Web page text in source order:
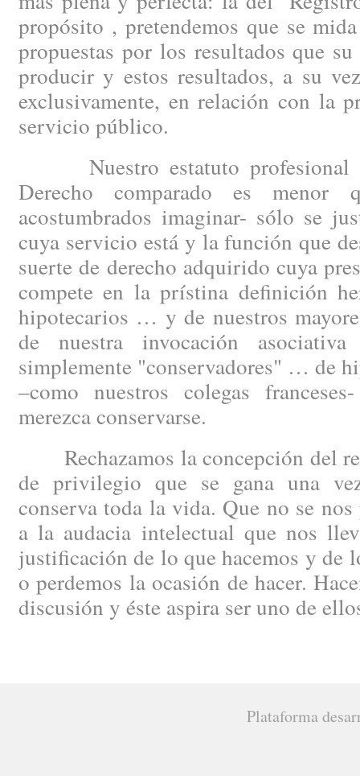
propósito , pretendemos que se
propuestas por los resultados que
producir y estos resultados, a su
exclusivamente, en relación con la
servicio público.
Nuestro estatuto profesional
Derecho comparado es menor
acostumbrados imaginar- sólo se
cuya servicio está y la función que
suerte de derecho adquirido cuya
compete en la prístina definición
hipotecarios … y de nuestros
de nuestra invocación
simplemente "conservadores" … de
–como nuestros colegas
merezca conservarse.
Rechazamos la concepción del
de privilegio que se gana una
conserva toda la vida. Que no se
a la audacia intelectual que nos
justificación de lo que hacemos y de
o perdemos la ocasión de hacer.
discusión y éste aspira ser uno de
Plataforma